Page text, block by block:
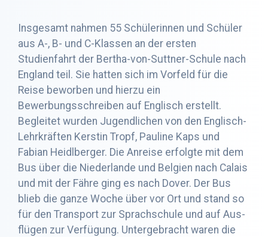
Insgesamt nahmen 55 Schülerinnen und Schüler
aus A-, B- und C-Klassen an der ersten
Studienfahrt der Bertha-von-Suttner-Schule nach
England teil. Sie hatten sich im Vorfeld für die
Reise beworben und hierzu ein
Bewerbungsschreiben auf Englisch erstellt.
Begleitet wurden Jugendlichen von den Englisch-
Lehrkräften Kerstin Tropf, Pauline Kaps und
Fabian Heidlberger. Die Anreise erfolgte mit dem
Bus über die Niederlande und Belgien nach Calais
und mit der Fähre ging es nach Dover. Der Bus
blieb die ganze Woche über vor Ort und stand so
für den Transport zur Sprachschule und auf Aus-
flügen zur Verfügung. Untergebracht waren die